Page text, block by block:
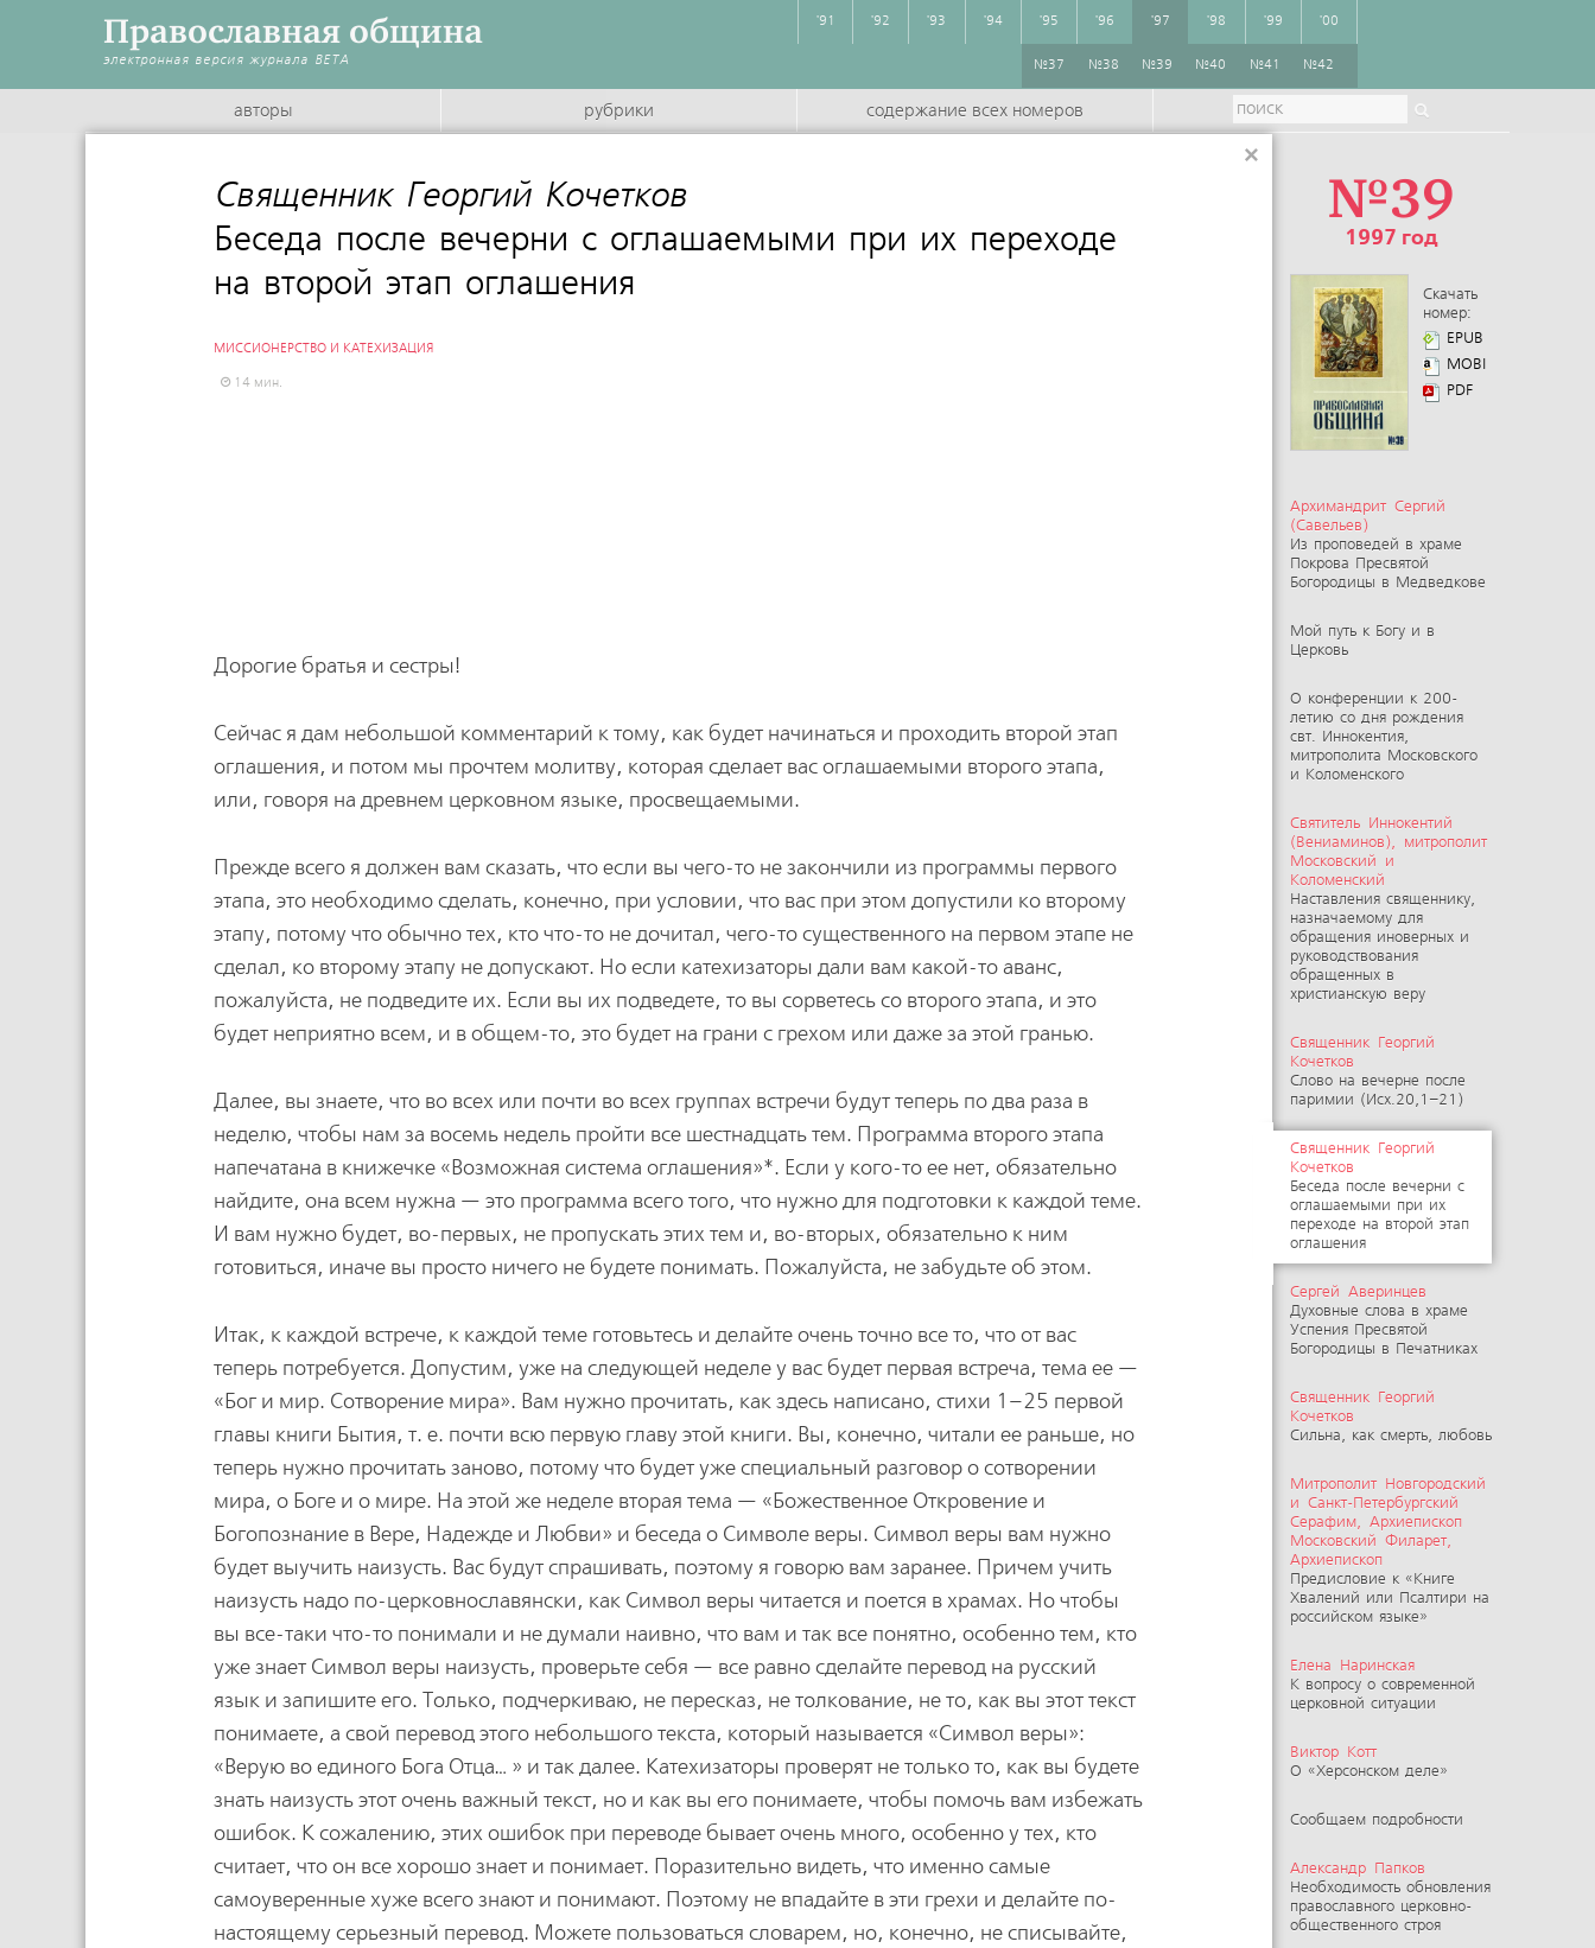
Православная община
электронная версия журнала BETA
'91 '92 '93 '94 '95 '96 '97
№37 №38 №39 №40 №41 №42
'98 '99 '00
авторы рубрики содержание всех номеров
№39
1997 год
Скачать
номер:
EPUB
MOBI
PDF
Архимандрит Сергий
(Савельев)
Из проповедей в храме
Покрова Пресвятой
Богородицы в Медведкове
Мой путь к Богу и в
Церковь
О конференции к 200-
летию со дня рождения
свт. Иннокентия,
митрополита Московского
и Коломенского
Святитель Иннокентий
(Вениаминов), митрополит
Московский и
Коломенский
Наставления священнику,
назначаемому для
обращения иноверных и
руководствования
обращенных в
христианскую веру
Священник Георгий
Кочетков
Слово на вечерне после
паримии (Исх.20,1–21)
Священник Георгий
Кочетков
Беседа после вечерни с
оглашаемыми при их
переходе на второй этап
оглашения
Сергей Аверинцев
Духовные слова в храме
Успения Пресвятой
Богородицы в Печатниках
Священник Георгий
Кочетков
Сильна, как смерть, любовь
Митрополит Новгородский
и Санкт-Петербургский
Серафим, Архиепископ
Московский Филарет,
Архиепископ
Предисловие к «Книге
Хвалений или Псалтири на
российском языке»
Елена Наринская
К вопросу о современной
церковной ситуации
Виктор Котт
О «Херсонском деле»
Сообщаем подробности
Александр Папков
Необходимость обновления
православного церковно-
общественного строя
Священник Георгий Кочетков
Беседа после вечерни с оглашаемыми при их переходе
на второй этап оглашения
МИССИОНЕРСТВО И КАТЕХИЗАЦИЯ
14 мин.
Дорогие братья и сестры!
Сейчас я дам небольшой комментарий к тому, как будет начинаться и проходить второй этап
оглашения, и потом мы прочтем молитву, которая сделает вас оглашаемыми второго этапа,
или, говоря на древнем церковном языке, просвещаемыми.
Прежде всего я должен вам сказать, что если вы чего-то не закончили из программы первого
этапа, это необходимо сделать, конечно, при условии, что вас при этом допустили ко второму
этапу, потому что обычно тех, кто что-то не дочитал, чего-то существенного на первом этапе не
сделал, ко второму этапу не допускают. Но если катехизаторы дали вам какой-то аванс,
пожалуйста, не подведите их. Если вы их подведете, то вы сорветесь со второго этапа, и это
будет неприятно всем, и в общем-то, это будет на грани с грехом или даже за этой гранью.
Далее, вы знаете, что во всех или почти во всех группах встречи будут теперь по два раза в
неделю, чтобы нам за восемь недель пройти все шестнадцать тем. Программа второго этапа
напечатана в книжечке «Возможная система оглашения»*. Если у кого-то ее нет, обязательно
найдите, она всем нужна — это программа всего того, что нужно для подготовки к каждой теме.
И вам нужно будет, во-первых, не пропускать этих тем и, во-вторых, обязательно к ним
готовиться, иначе вы просто ничего не будете понимать. Пожалуйста, не забудьте об этом.
Итак, к каждой встрече, к каждой теме готовьтесь и делайте очень точно все то, что от вас
теперь потребуется. Допустим, уже на следующей неделе у вас будет первая встреча, тема ее —
«Бог и мир. Сотворение мира». Вам нужно прочитать, как здесь написано, стихи 1–25 первой
главы книги Бытия, т. е. почти всю первую главу этой книги. Вы, конечно, читали ее раньше, но
теперь нужно прочитать заново, потому что будет уже специальный разговор о сотворении
мира, о Боге и о мире. На этой же неделе вторая тема — «Божественное Откровение и
Богопознание в Вере, Надежде и Любви» и беседа о Символе веры. Символ веры вам нужно
будет выучить наизусть. Вас будут спрашивать, поэтому я говорю вам заранее. Причем учить
наизусть надо по-церковнославянски, как Символ веры читается и поется в храмах. Но чтобы
вы все-таки что-то понимали и не думали наивно, что вам и так все понятно, особенно тем, кто
уже знает Символ веры наизусть, проверьте себя — все равно сделайте перевод на русский
язык и запишите его. Только, подчеркиваю, не пересказ, не толкование, не то, как вы этот текст
понимаете, а свой перевод этого небольшого текста, который называется «Символ веры»:
«Верую во единого Бога Отца… » и так далее. Катехизаторы проверят не только то, как вы будете
знать наизусть этот очень важный текст, но и как вы его понимаете, чтобы помочь вам избежать
ошибок. К сожалению, этих ошибок при переводе бывает очень много, особенно у тех, кто
считает, что он все хорошо знает и понимает. Поразительно видеть, что именно самые
самоуверенные хуже всего знают и понимают. Поэтому не впадайте в эти грехи и делайте по-
настоящему серьезный перевод. Можете пользоваться словарем, но, конечно, не списывайте,
×